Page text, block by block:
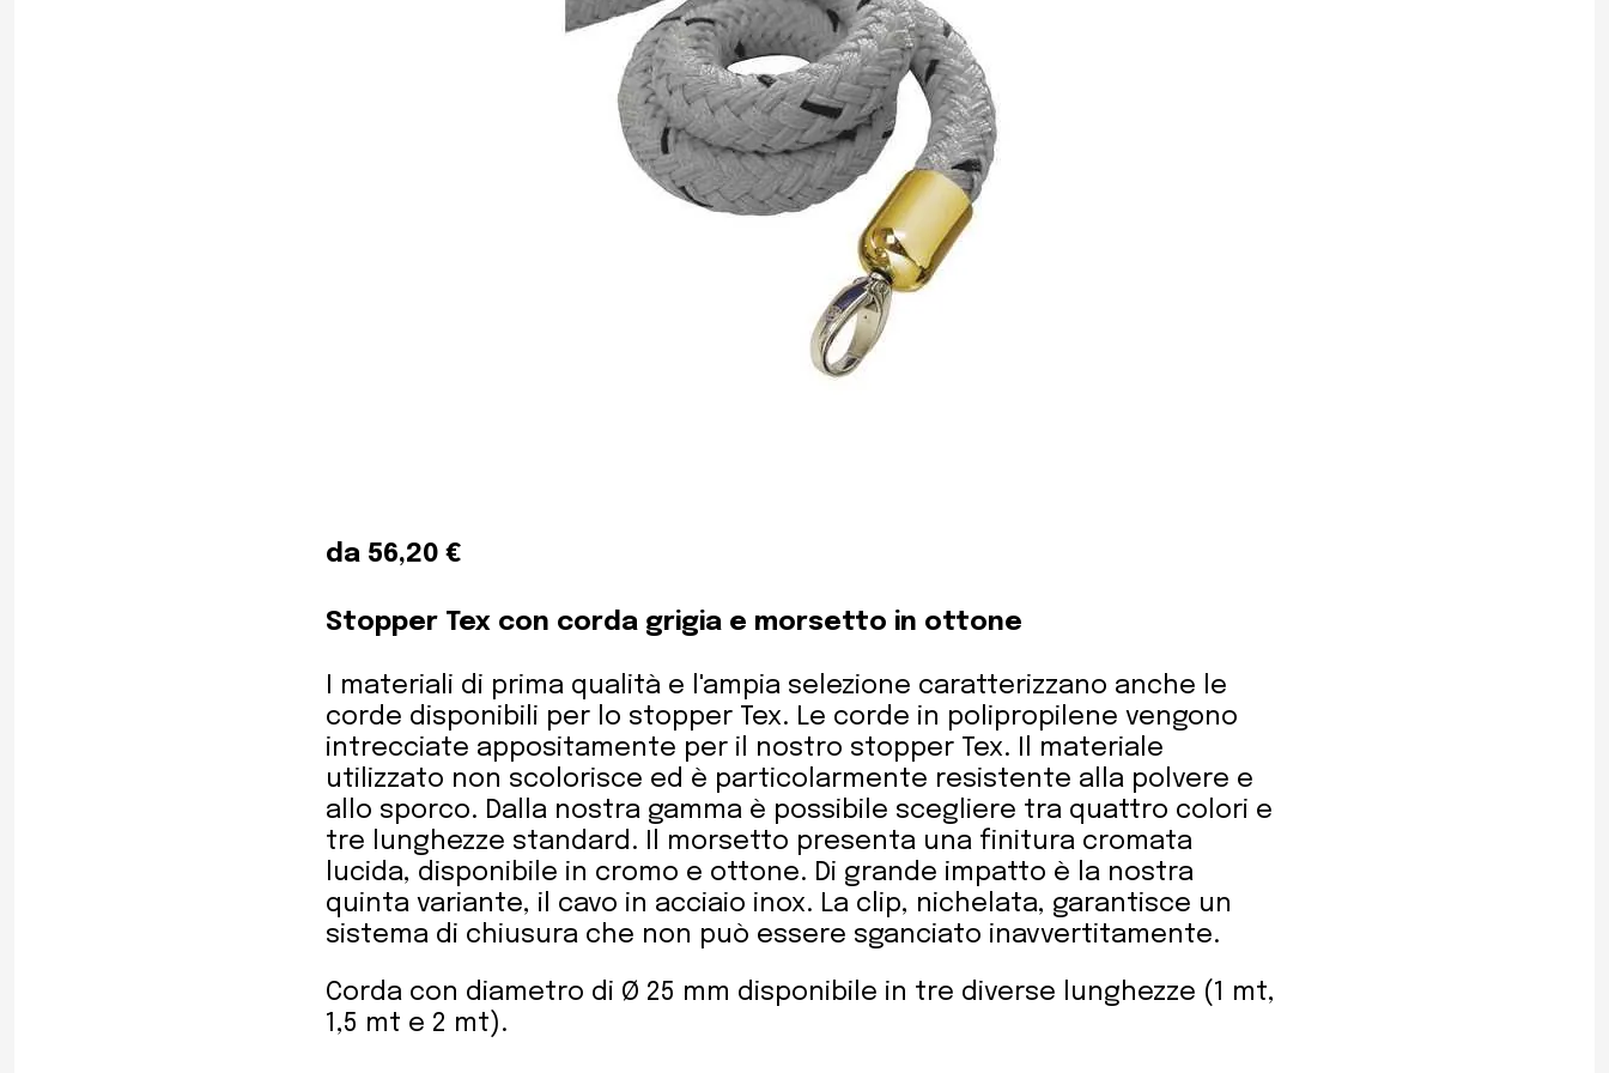
da 56,20 €
Stopper Tex con corda grigia e morsetto in ottone
I materiali di prima qualità e l'ampia selezione caratterizzano anche le
corde disponibili per lo stopper Tex. Le corde in polipropilene vengono
intrecciate appositamente per il nostro stopper Tex. Il materiale
utilizzato non scolorisce ed è particolarmente resistente alla polvere e
allo sporco. Dalla nostra gamma è possibile scegliere tra quattro colori e
tre lunghezze standard. Il morsetto presenta una finitura cromata
lucida, disponibile in cromo e ottone. Di grande impatto è la nostra
quinta variante, il cavo in acciaio inox. La clip, nichelata, garantisce un
sistema di chiusura che non può essere sganciato inavvertitamente.
Corda con diametro di Ø 25 mm disponibile in tre diverse lunghezze (1 mt,
1,5 mt e 2 mt).